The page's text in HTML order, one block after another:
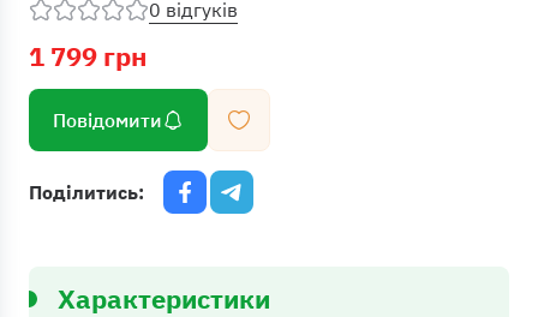
0 відгуків
1 799 грн
Повідомити
Поділитись:
Характеристики